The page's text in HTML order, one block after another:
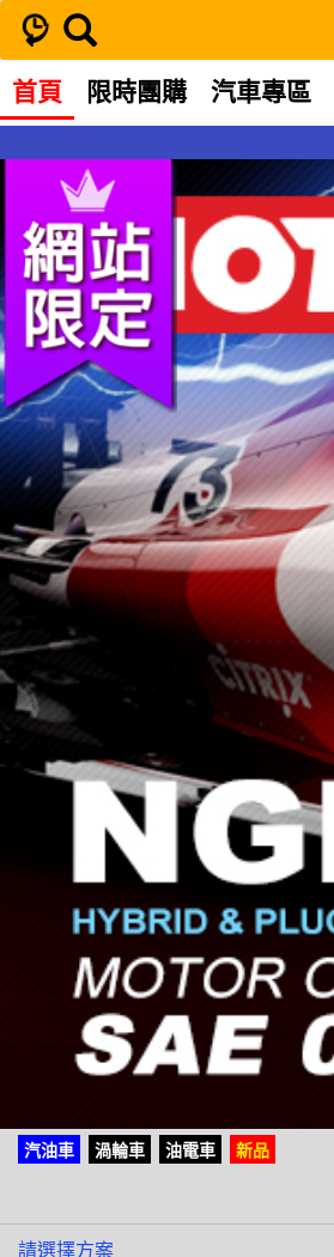
首頁 限時團購 汽車專區
汽油車 渦輪車 油電車 新品
請選擇方案